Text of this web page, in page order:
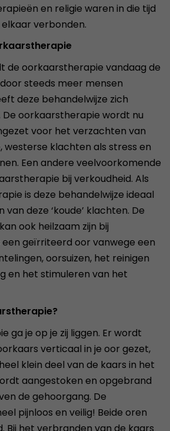
en religie waren in die tijd
verbonden.
de oorkaarstherapie vandaag de
steeds meer mensen
deze behandelwijze zich
oorkaarstherapie wordt nu
voor het verzachten van
westerse klachten als stress en
Een andere veelvoorkomende
bij verkoudheid. Als
is deze behandelwijze ideaal
deze ‘koude’ klachten. De
ook heilzaam zijn bij
geïrriteerd oor vanwege een
oorsuizen, het reinigen
en het stimuleren van het
ga je op je zij liggen. Er wordt
verticaal in je oor gezet,
klein deel van de kaars in het
aangestoken en opgebrand
de gehoorgang. De
pijnloos en veilig! Beide oren